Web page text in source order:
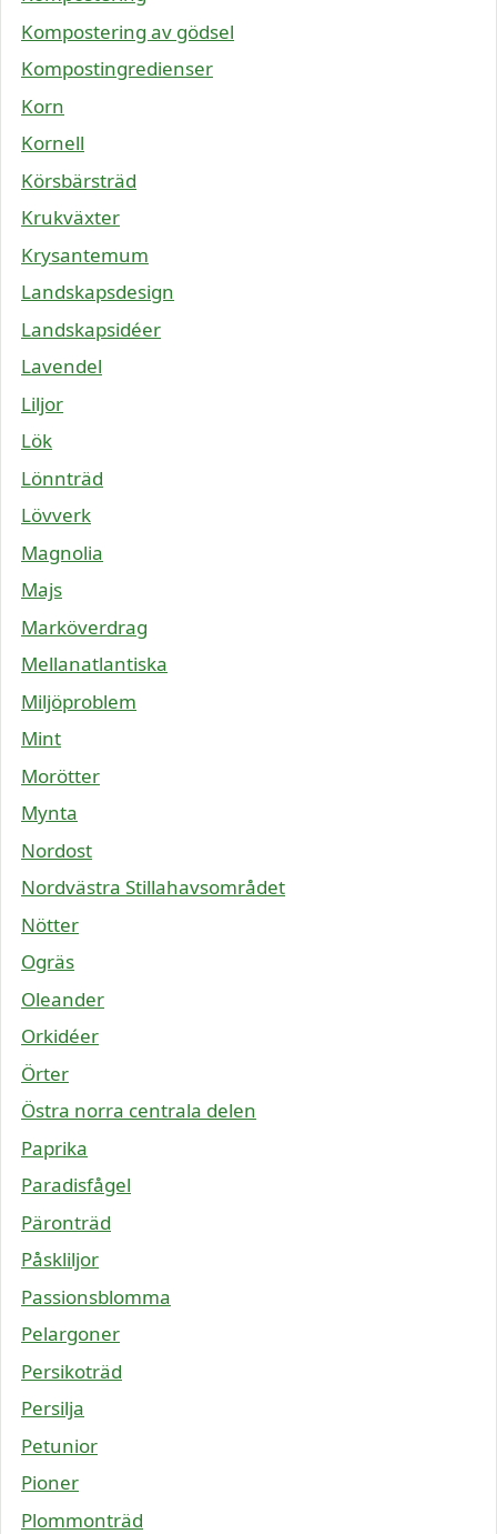
Kompostering av gödsel
Kompostingredienser
Korn
Kornell
Körsbärsträd
Krukväxter
Krysantemum
Landskapsdesign
Landskapsidéer
Lavendel
Liljor
Lök
Lönnträd
Lövverk
Magnolia
Majs
Marköverdrag
Mellanatlantiska
Miljöproblem
Mint
Morötter
Mynta
Nordost
Nordvästra Stillahavsområdet
Nötter
Ogräs
Oleander
Orkidéer
Örter
Östra norra centrala delen
Paprika
Paradisfågel
Päronträd
Påskliljor
Passionsblomma
Pelargoner
Persikoträd
Persilja
Petunior
Pioner
Plommonträd